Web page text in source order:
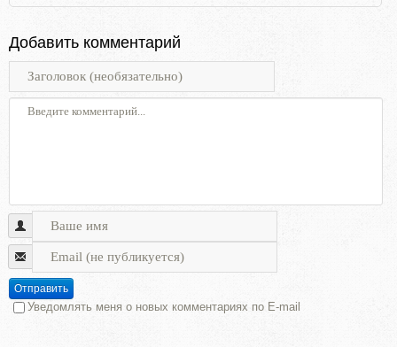
Добавить комментарий
Отправить
Уведомлять меня о новых комментариях по E-mail